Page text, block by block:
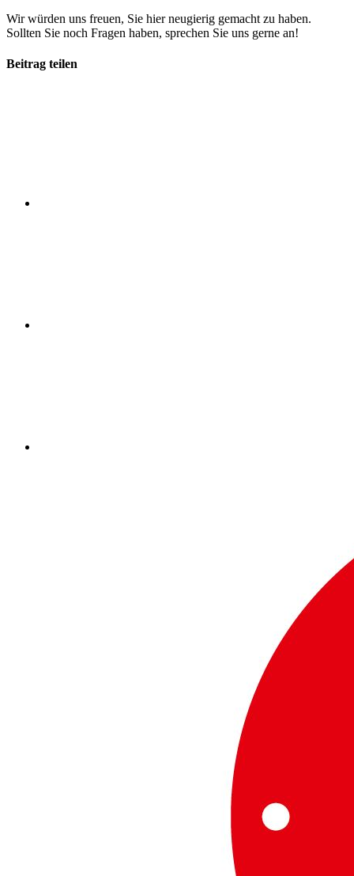
Wir würden uns freuen, Sie hier neugierig gemacht zu haben.
Sollten Sie noch Fragen haben, sprechen Sie uns gerne an!
Beitrag teilen